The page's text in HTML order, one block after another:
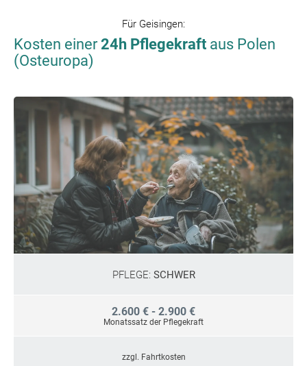
Für Geisingen:
Kosten einer24h Pflegekraft aus Polen
(Osteuropa)
PFLEGE: SCHWER
2.600 € - 2.900 €
Monatssatz der Pflegekraft
zzgl. Fahrtkosten